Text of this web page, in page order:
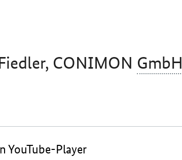
CONIMON GmbH
YouTube-Player